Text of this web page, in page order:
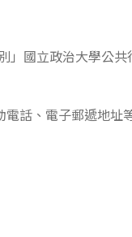
歷年活動
國立政治大學公
話、電子郵遞地址